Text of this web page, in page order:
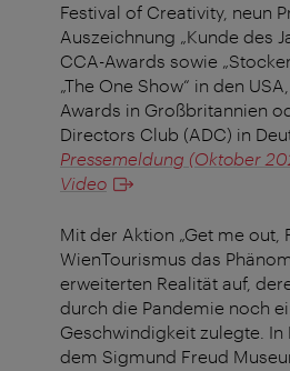
Festival of Creativity, neun
Auszeichnung „Kunde des
CCA-Awards sowie
„The One Show“ in den
Awards in Großbritannien
Directors Club (ADC) in
Pressemeldung (Oktober
Video
Mit der Aktion „Get me out,
WienTourismus das
erweiterten Realität auf,
durch die Pandemie noch
Geschwindigkeit zulegte.
dem Sigmund Freud